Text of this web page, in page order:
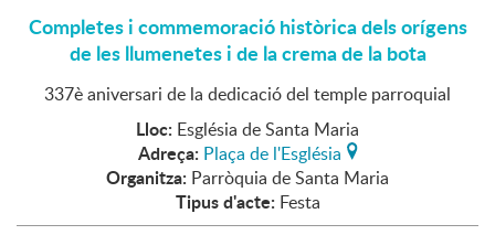
Completes i commemoració històrica dels orígens
de les llumenetes i de la crema de la bota
337è aniversari de la dedicació del temple parroquial
Lloc: Església de Santa Maria
Adreça: Plaça de l'Església
Organitza: Parròquia de Santa Maria
Tipus d'acte: Festa